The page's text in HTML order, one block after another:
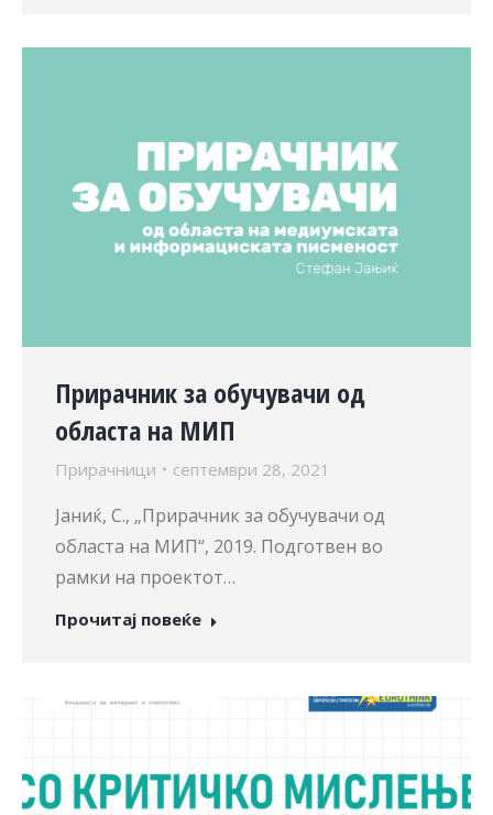
Прирачник за обучувачи од
областа на МИП
Прирачници септември 28, 2021
Јаниќ, С., „Прирачник за обучувачи од
областа на МИП“, 2019. Подготвен во
рамки на проектот…
Прочитај повеќе